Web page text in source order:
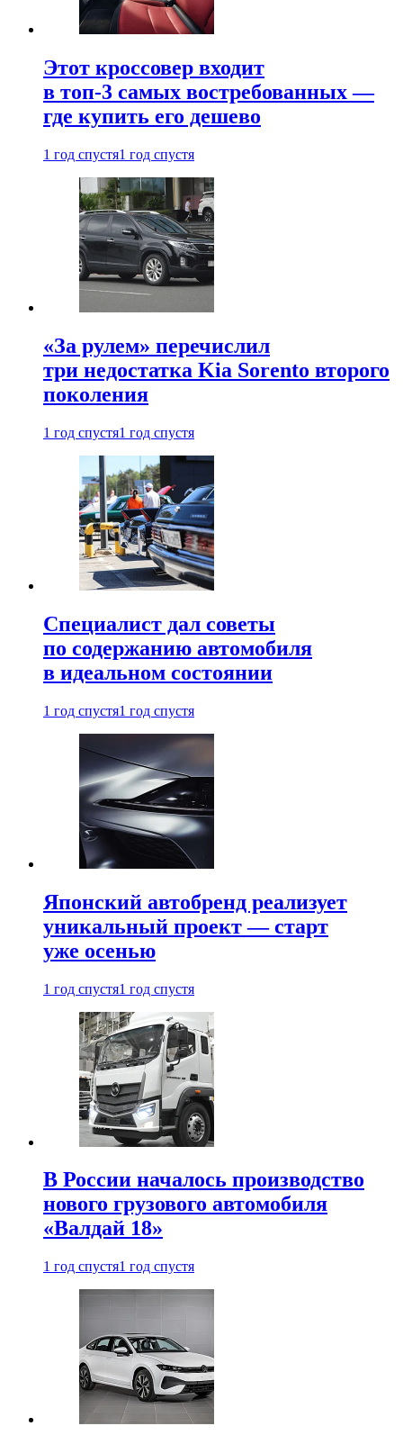
Этот кроссовер входит
в топ-3 самых востребованных —
где купить его дешево
1 год спустя1 год спустя
«За рулем» перечислил
три недостатка Kia Sorento второго
поколения
1 год спустя1 год спустя
Специалист дал советы
по содержанию автомобиля
в идеальном состоянии
1 год спустя1 год спустя
Японский автобренд реализует
уникальный проект — старт
уже осенью
1 год спустя1 год спустя
В России началось производство
нового грузового автомобиля
«Валдай 18»
1 год спустя1 год спустя